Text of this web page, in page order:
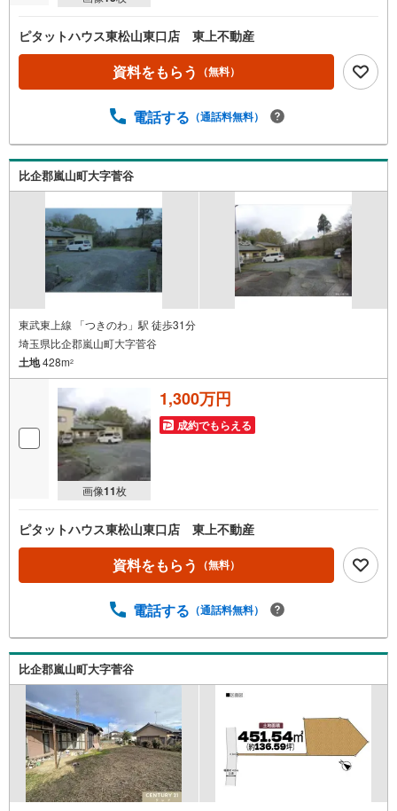
ピタットハウス東松山東口店 東上不動産
資料をもらう （無料）
電話する （通話料無料）
比企郡嵐山町大字菅谷
東武東上線 「つきのわ」駅 徒歩31分
埼玉県比企郡嵐山町大字菅谷
土地428m2
画像11枚
1,300万円
成約でもらえる
ピタットハウス東松山東口店 東上不動産
資料をもらう （無料）
電話する （通話料無料）
比企郡嵐山町大字菅谷